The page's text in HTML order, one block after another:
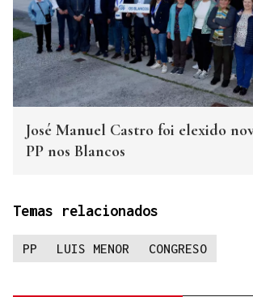
José Manuel Castro foi elexido
PP nos Blancos
Temas relacionados
PP LUIS MENOR CONGRESO